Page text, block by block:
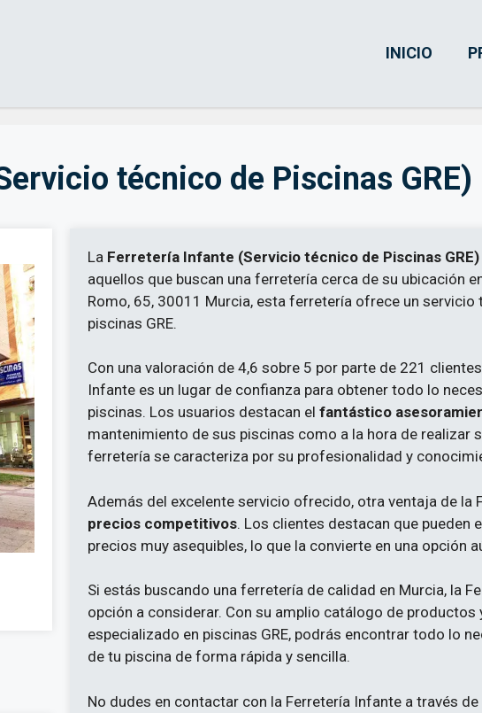
INICIO
técnico de Piscinas
La Ferretería Infante (Servicio técnico de Piscinas GRE)
aquellos que buscan una ferretería cerca de su ubicación
Romo, 65, 30011 Murcia, esta ferretería ofrece un servicio
piscinas GRE.
Con una valoración de 4,6 sobre 5 por parte de 221
Infante es un lugar de confianza para obtener todo lo
piscinas. Los usuarios destacan el fantástico
mantenimiento de sus piscinas como a la hora de realizar
ferretería se caracteriza por su profesionalidad y
Además del excelente servicio ofrecido, otra ventaja de la
precios competitivos. Los clientes destacan que pueden
precios muy asequibles, lo que la convierte en una opción
Si estás buscando una ferretería de calidad en Murcia, la
opción a considerar. Con su amplio catálogo de productos
especializado en piscinas GRE, podrás encontrar todo lo
de tu piscina de forma rápida y sencilla.
No dudes en contactar con la Ferretería Infante a través de